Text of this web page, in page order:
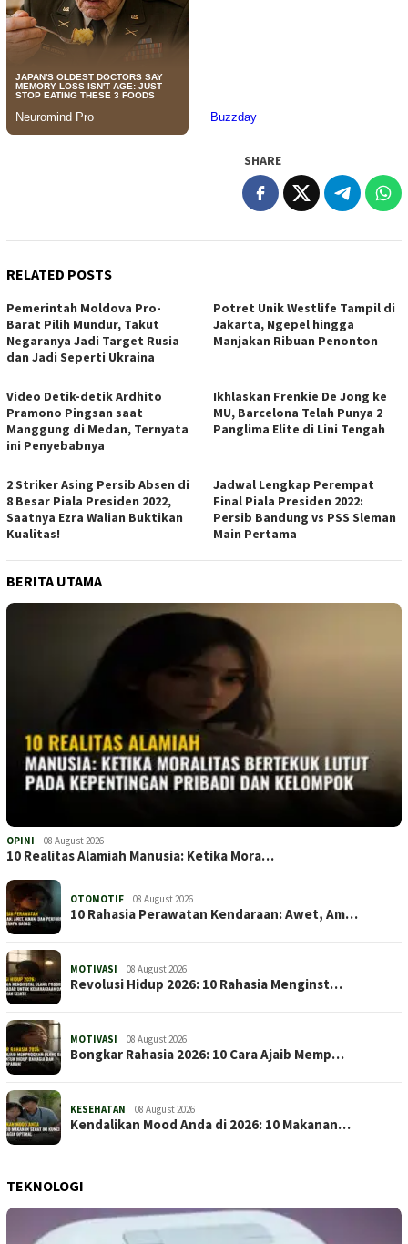
SHARE
RELATED POSTS
Pemerintah Moldova Pro-
Barat Pilih Mundur, Takut
Negaranya Jadi Target Rusia
dan Jadi Seperti Ukraina
Potret Unik Westlife Tampil di
Jakarta, Ngepel hingga
Manjakan Ribuan Penonton
Video Detik-detik Ardhito
Pramono Pingsan saat
Manggung di Medan, Ternyata
ini Penyebabnya
Ikhlaskan Frenkie De Jong ke
MU, Barcelona Telah Punya 2
Panglima Elite di Lini Tengah
2 Striker Asing Persib Absen di
8 Besar Piala Presiden 2022,
Saatnya Ezra Walian Buktikan
Kualitas!
Jadwal Lengkap Perempat
Final Piala Presiden 2022:
Persib Bandung vs PSS Sleman
Main Pertama
BERITA UTAMA
OPINI 08 August 2026
10 Realitas Alamiah Manusia: Ketika Mora…
OTOMOTIF 08 August 2026
10 Rahasia Perawatan Kendaraan: Awet, Am…
MOTIVASI 08 August 2026
Revolusi Hidup 2026: 10 Rahasia Menginst…
MOTIVASI 08 August 2026
Bongkar Rahasia 2026: 10 Cara Ajaib Memp…
KESEHATAN 08 August 2026
Kendalikan Mood Anda di 2026: 10 Makanan…
TEKNOLOGI